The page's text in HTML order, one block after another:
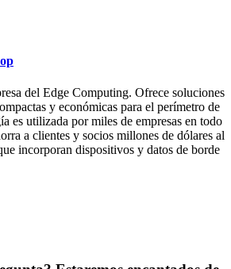
del Edge Computing. Ofrece soluciones
y económicas para el perímetro de
es utilizada por miles de empresas en todo
a clientes y socios millones de dólares al
incorporan dispositivos y datos de borde